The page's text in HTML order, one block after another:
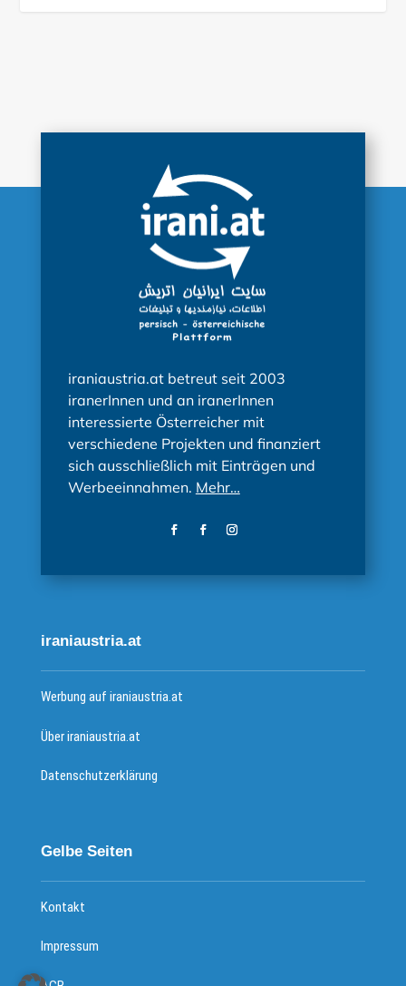
iraniaustria.at betreut seit 2003
iranerInnen und an iranerInnen
interessierte Österreicher mit
verschiedene Projekten und finanziert
sich ausschließlich mit Einträgen und
Werbeeinnahmen. Mehr…
iraniaustria.at
Werbung auf iraniaustria.at
Über iraniaustria.at
Datenschutzerklärung
Gelbe Seiten
Kontakt
Impressum